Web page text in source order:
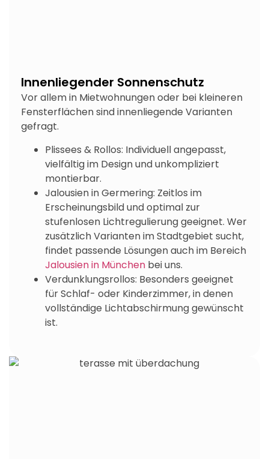
Innenliegender Sonnenschutz
Vor allem in Mietwohnungen oder bei kleineren
Fensterflächen sind innenliegende Varianten
gefragt.
Plissees & Rollos: Individuell angepasst,
vielfältig im Design und unkompliziert
montierbar.
Jalousien in Germering: Zeitlos im
Erscheinungsbild und optimal zur
stufenlosen Lichtregulierung geeignet. Wer
zusätzlich Varianten im Stadtgebiet sucht,
findet passende Lösungen auch im Bereich
Jalousien in München bei uns.
Verdunklungsrollos: Besonders geeignet
für Schlaf- oder Kinderzimmer, in denen
vollständige Lichtabschirmung gewünscht
ist.